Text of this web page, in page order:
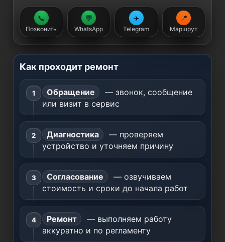
📞
Позвонить
💬
WhatsApp
✈️
Telegram
📍
Маршрут
Как проходит ремонт
Обращение
— звонок, сообщение
или визит в сервис
Диагностика
— проверяем
устройство и уточняем причину
Согласование
— озвучиваем
стоимость и сроки до начала работ
Ремонт
— выполняем работу
аккуратно и по регламенту